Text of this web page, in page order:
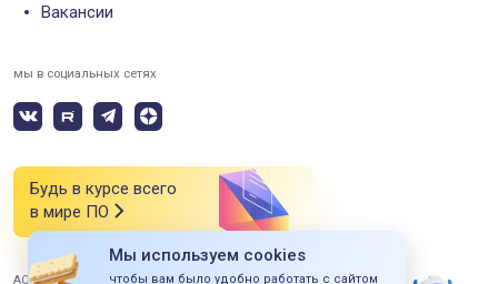
Вакансии
мы в социальных сетях
Будь в курсе всего
в мире ПО
АО «СИЭСДИ» 2026 Все права защищены
Мы используем cookies
чтобы вам было удобно работать с сайтом